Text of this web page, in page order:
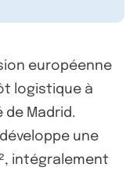
européenne
logistique à
de Madrid.
une
intégralement